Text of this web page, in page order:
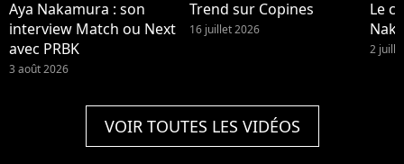
Aya Nakamura : son
interview Match ou Next
avec PRBK
3 août 2026
Trend sur Copines
16 juillet 2026
Le
2
VOIR TOUTES LES VIDÉOS